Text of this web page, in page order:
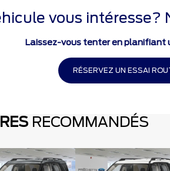
vous intéresse?
Laissez-vous tenter en planifiant
RÉSERVEZ UN ESSAI
RECOMMANDÉS